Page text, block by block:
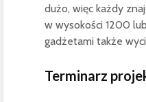
dużo, więc każdy
w wysokości 1200
gadżetami także
Terminarz